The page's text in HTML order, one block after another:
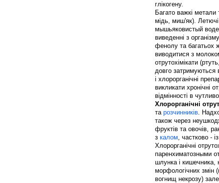
глікогену.
Багато важкі
мідь, миш'як). Летючі,
мышьяковистый
виведенні з
фенолу та багатьох
виводитися з
отрутохімікати
довго затримуються
і хлорорганічні
викликати хронічні
відмінності в
Хлорорганічні
та розчинників.
також через
фруктів та овочів,
з калом, частково -
Хлорорганічні
паренхиматозными
шлунка і кишечника,
морфологічних змін
вогнищ некрозу)